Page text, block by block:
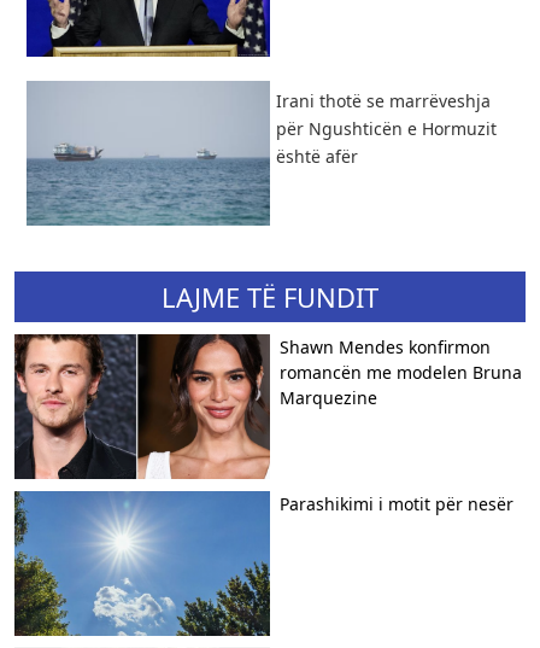
Irani thotë se marrëveshja
për Ngushticën e Hormuzit
është afër
LAJME TË FUNDIT
Shawn Mendes konfirmon
romancën me modelen Bruna
Marquezine
Parashikimi i motit për nesër